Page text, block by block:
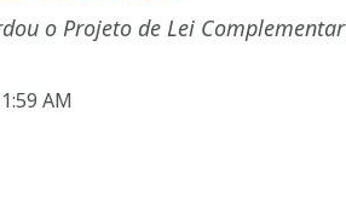
o Projeto de Lei
AM